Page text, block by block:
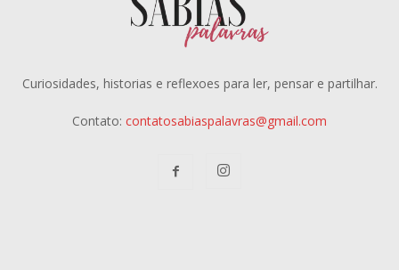
Curiosidades, historias e reflexoes para ler, pensar e partilhar.
Contato: contatosabiaspalavras@gmail.com